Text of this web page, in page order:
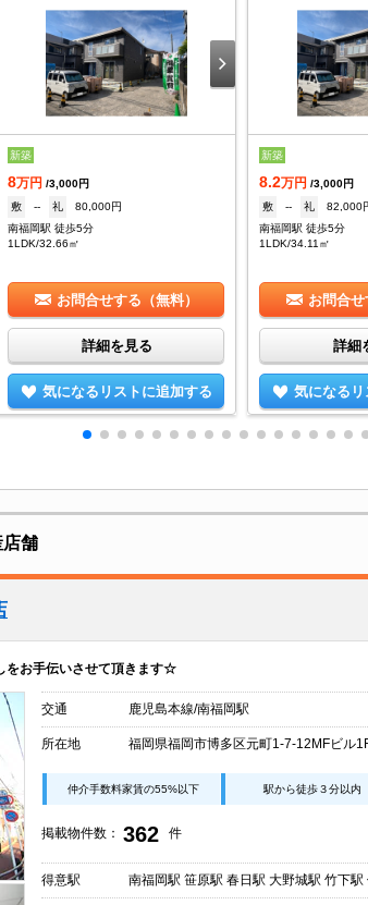
新築
8万円 /3,000円
敷
-- 礼
80,000円
南福岡駅 徒歩5分
1LDK/32.66㎡
お問合せする（無料）
詳細を見る
気になるリストに追加する
新築
8.2万円 /3,000円
敷
-- 礼
82,000
南福岡駅 徒歩5分
1LDK/34.11㎡
お問合せ
詳細
気になる
舗
をお手伝いさせて頂きます☆
交通 鹿児島本線/南福岡駅
所在地 福岡県福岡市博多区元町1-7-12MFビル
仲介手数料家賃の55%以下 駅から徒歩３分以内
掲載物件数： 362 件
得意駅 南福岡駅 笹原駅 春日駅 大野城駅 竹下駅